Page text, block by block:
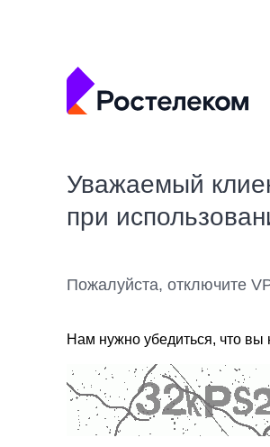
Уважаемый
при
Пожалуйста, отключите
Нам нужно убедиться, что вы